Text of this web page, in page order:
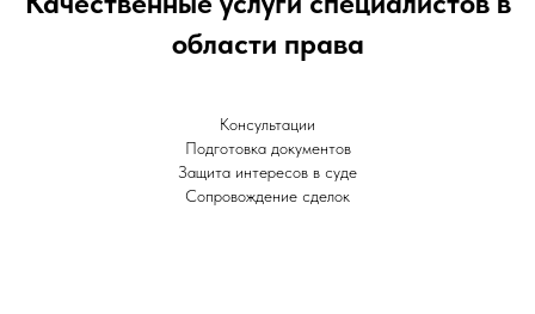
области права
Консультации
Подготовка документов
Защита интересов в суде
Сопровождение сделок